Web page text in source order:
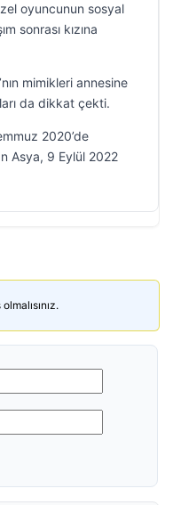
oyuncunun sosyal
sonrası kızına
mimikleri annesine
da dikkat çekti.
2020’de
Asya, 9 Eylül 2022